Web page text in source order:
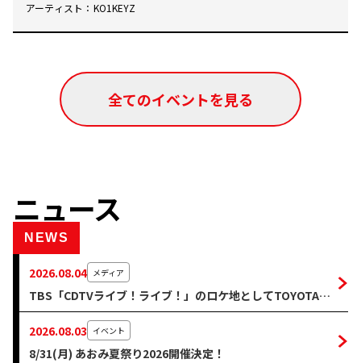
アーティスト： KO1KEYZ
全てのイベントを見る
ニュース
NEWS
2026.08.04 メディア
TBS「CDTVライブ！ライブ！」のロケ地としてTOYOTA
ARENA TOKYOをご利用いただきました。
2026.08.03 イベント
8/31(月) あおみ夏祭り2026開催決定！